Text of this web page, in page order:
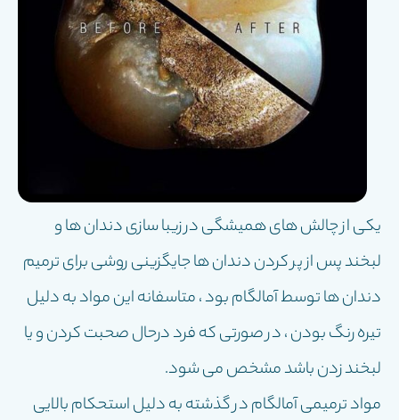
یکی از چالش های همیشگی در زیبا سازی دندان ها و
لبخند پس از پر کردن دندان ها جایگزینی روشی برای ترمیم
دندان ها توسط آمالگام بود ، متاسفانه این مواد به دلیل
تیره رنگ بودن ، در صورتی که فرد درحال صحبت کردن و یا
لبخند زدن باشد مشخص می شود.
مواد ترمیمی آمالگام در گذشته به دلیل استحکام بالایی